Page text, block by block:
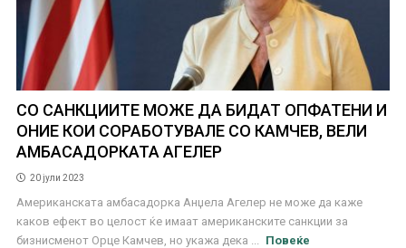
СО САНКЦИИТЕ МОЖЕ ДА БИДАТ ОПФАТЕНИ И
ОНИЕ КОИ СОРАБОТУВАЛЕ СО КАМЧЕВ, ВЕЛИ
АМБАСАДОРКАТА АГЕЛЕР
20 јули 2023
Американската амбасадорка Анџела Агелер не може да каже
каков ефект во целост ќе имаат американските санкции за
бизнисменот Орце Камчев, но укажа дека ...
Повеќе